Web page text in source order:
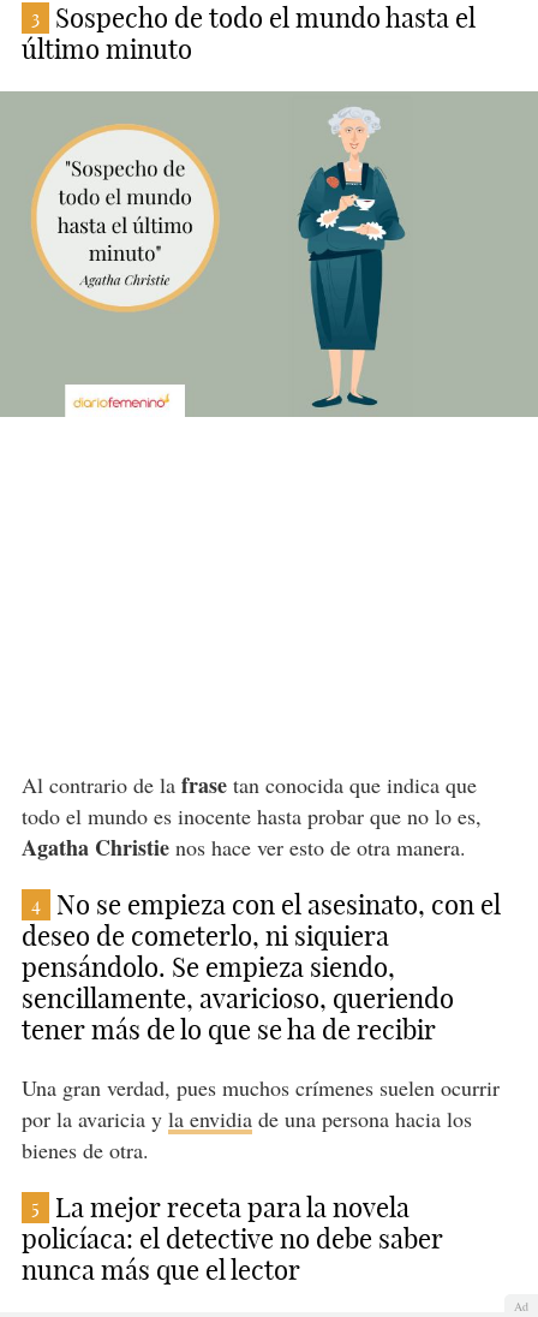
3
Sospecho de todo el mundo hasta el
último minuto
Al contrario de la frasetan conocida que indica que
todo el mundo es inocente hasta probar que no lo es,
Agatha Christienos hace ver esto de otra manera.
4
No se empieza con el asesinato, con el
deseo de cometerlo, ni siquiera
pensándolo. Se empieza siendo,
sencillamente, avaricioso, queriendo
tener más de lo que se ha de recibir
Una gran verdad, pues muchos crímenes suelen ocurrir
por la avaricia y la envidiade una persona hacia los
bienes de otra.
5
La mejor receta para la novela
policíaca: el detective no debe saber
nunca más que el lector
Ad